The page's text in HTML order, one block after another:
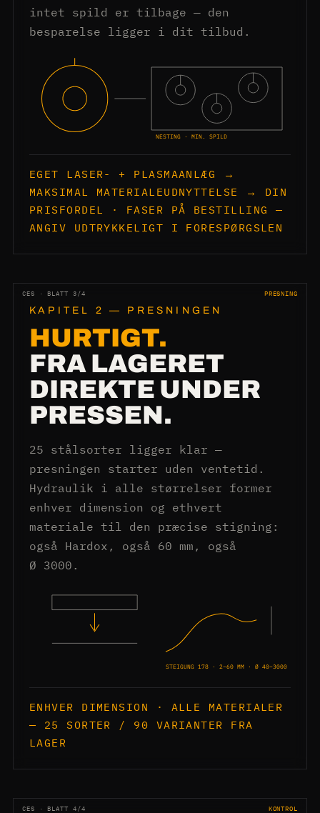
intet spild er tilbage — den
besparelse ligger i dit tilbud.
NESTING · MIN. SPILD
EGET LASER- + PLASMAANLÆG →
MAKSIMAL MATERIALEUDNYTTELSE → DIN
PRISFORDEL · FASER PÅ BESTILLING —
ANGIV UDTRYKKELIGT I FORESPØRGSLEN
CES · BLATT 3/4 PRESNING
KAPITEL 2 — PRESNINGEN
HURTIGT.
FRA LAGERET
DIREKTE UNDER
PRESSEN.
25 stålsorter ligger klar —
presningen starter uden ventetid.
Hydraulik i alle størrelser former
enhver dimension og ethvert
materiale til den præcise stigning:
også Hardox, også 60 mm, også
Ø 3000.
STEIGUNG 178 · 2–60 MM · Ø 40–3000
ENHVER DIMENSION · ALLE MATERIALER
— 25 SORTER / 90 VARIANTER FRA
LAGER
CES · BLATT 4/4 KONTROL